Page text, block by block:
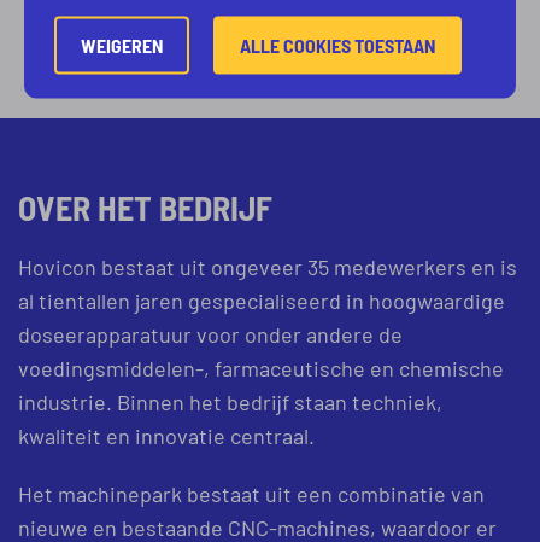
OVER HET BEDRIJF
Hovicon bestaat uit ongeveer 35 medewerkers en is
al tientallen jaren gespecialiseerd in hoogwaardige
doseerapparatuur voor onder andere de
voedingsmiddelen-, farmaceutische en chemische
industrie. Binnen het bedrijf staan techniek,
kwaliteit en innovatie centraal.
Het machinepark bestaat uit een combinatie van
nieuwe en bestaande CNC-machines, waardoor er
WEIGEREN ALLE COOKIES TOESTAAN